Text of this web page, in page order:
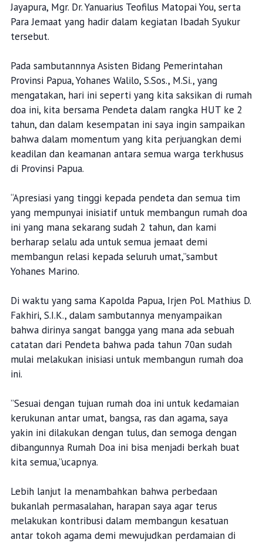
Jayapura, Mgr. Dr. Yanuarius Teofilus Matopai You, serta
Para Jemaat yang hadir dalam kegiatan Ibadah Syukur
tersebut.
Pada sambutannnya Asisten Bidang Pemerintahan
Provinsi Papua, Yohanes Walilo, S.Sos., M.Si., yang
mengatakan, hari ini seperti yang kita saksikan di rumah
doa ini, kita bersama Pendeta dalam rangka HUT ke 2
tahun, dan dalam kesempatan ini saya ingin sampaikan
bahwa dalam momentum yang kita perjuangkan demi
keadilan dan keamanan antara semua warga terkhusus
di Provinsi Papua.
“Apresiasi yang tinggi kepada pendeta dan semua tim
yang mempunyai inisiatif untuk membangun rumah doa
ini yang mana sekarang sudah 2 tahun, dan kami
berharap selalu ada untuk semua jemaat demi
membangun relasi kepada seluruh umat,”sambut
Yohanes Marino.
Di waktu yang sama Kapolda Papua, Irjen Pol. Mathius D.
Fakhiri, S.I.K., dalam sambutannya menyampaikan
bahwa dirinya sangat bangga yang mana ada sebuah
catatan dari Pendeta bahwa pada tahun 70an sudah
mulai melakukan inisiasi untuk membangun rumah doa
ini.
”Sesuai dengan tujuan rumah doa ini untuk kedamaian
kerukunan antar umat, bangsa, ras dan agama, saya
yakin ini dilakukan dengan tulus, dan semoga dengan
dibangunnya Rumah Doa ini bisa menjadi berkah buat
kita semua,”ucapnya.
Lebih lanjut Ia menambahkan bahwa perbedaan
bukanlah permasalahan, harapan saya agar terus
melakukan kontribusi dalam membangun kesatuan
antar tokoh agama demi mewujudkan perdamaian di